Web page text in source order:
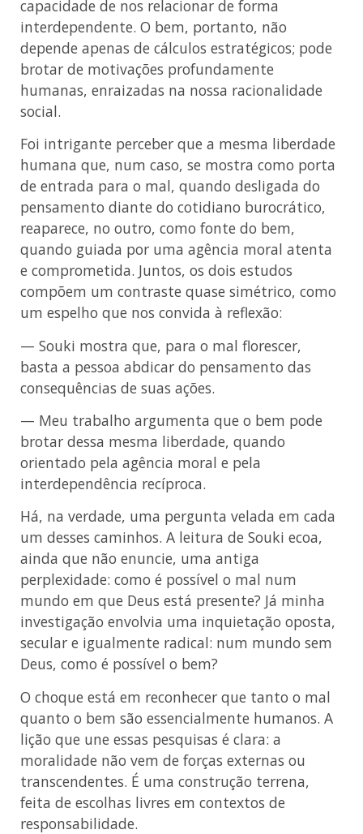
capacidade de nos relacionar de forma
interdependente. O bem, portanto, não
depende apenas de cálculos estratégicos; pode
brotar de motivações profundamente
humanas, enraizadas na nossa racionalidade
social.
Foi intrigante perceber que a mesma liberdade
humana que, num caso, se mostra como porta
de entrada para o mal, quando desligada do
pensamento diante do cotidiano burocrático,
reaparece, no outro, como fonte do bem,
quando guiada por uma agência moral atenta
e comprometida. Juntos, os dois estudos
compõem um contraste quase simétrico, como
um espelho que nos convida à reflexão:
— Souki mostra que, para o mal florescer,
basta a pessoa abdicar do pensamento das
consequências de suas ações.
— Meu trabalho argumenta que o bem pode
brotar dessa mesma liberdade, quando
orientado pela agência moral e pela
interdependência recíproca.
Há, na verdade, uma pergunta velada em cada
um desses caminhos. A leitura de Souki ecoa,
ainda que não enuncie, uma antiga
perplexidade: como é possível o mal num
mundo em que Deus está presente? Já minha
investigação envolvia uma inquietação oposta,
secular e igualmente radical: num mundo sem
Deus, como é possível o bem?
O choque está em reconhecer que tanto o mal
quanto o bem são essencialmente humanos. A
lição que une essas pesquisas é clara: a
moralidade não vem de forças externas ou
transcendentes. É uma construção terrena,
feita de escolhas livres em contextos de
responsabilidade.